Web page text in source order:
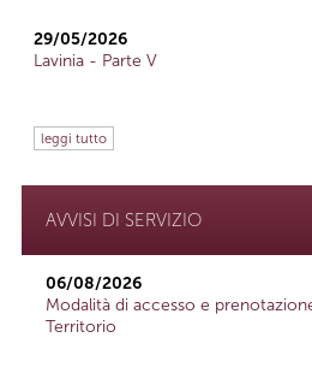
29/05/2026
Lavinia - Parte V
leggi tutto
AVVISI DI SERVIZIO
06/08/2026
Modalità di accesso e
Territorio